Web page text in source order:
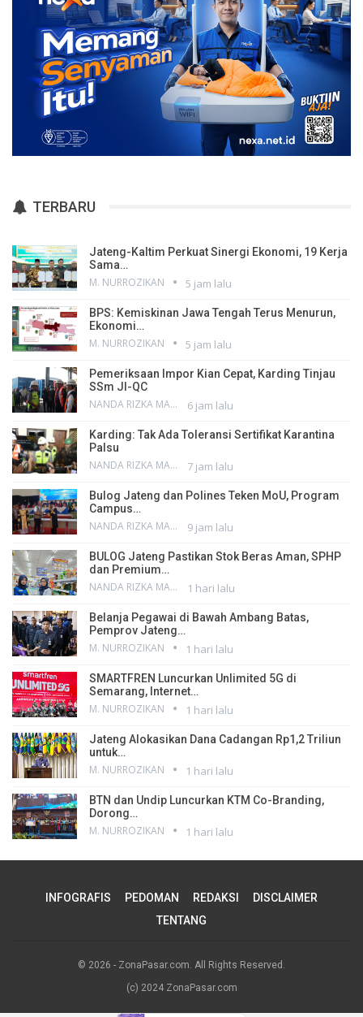
TERBARU
Jateng-Kaltim Perkuat Sinergi Ekonomi, 19 Kerja
Sama…
M. NURROZIKAN 5 jam lalu
BPS: Kemiskinan Jawa Tengah Terus Menurun,
Ekonomi…
M. NURROZIKAN 5 jam lalu
Pemeriksaan Impor Kian Cepat, Karding Tinjau
SSm JI-QC
NANDA RIZKA MAHENDRA 6 jam lalu
Karding: Tak Ada Toleransi Sertifikat Karantina
Palsu
NANDA RIZKA MAHENDRA 7 jam lalu
Bulog Jateng dan Polines Teken MoU, Program
Campus…
NANDA RIZKA MAHENDRA 9 jam lalu
BULOG Jateng Pastikan Stok Beras Aman, SPHP
dan Premium…
NANDA RIZKA MAHENDRA 1 hari lalu
Belanja Pegawai di Bawah Ambang Batas,
Pemprov Jateng…
M. NURROZIKAN 1 hari lalu
SMARTFREN Luncurkan Unlimited 5G di
Semarang, Internet…
M. NURROZIKAN 1 hari lalu
Jateng Alokasikan Dana Cadangan Rp1,2 Triliun
untuk…
M. NURROZIKAN 1 hari lalu
BTN dan Undip Luncurkan KTM Co-Branding,
Dorong…
M. NURROZIKAN 1 hari lalu
INFOGRAFIS PEDOMAN REDAKSI
DISCLAIMER
TENTANG
© 2026 - ZonaPasar.com. All Rights Reserved.
(c) 2024 ZonaPasar.com